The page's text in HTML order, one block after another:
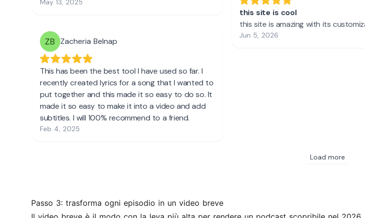
Passo 3: trasforma ogni episodio in un video breve